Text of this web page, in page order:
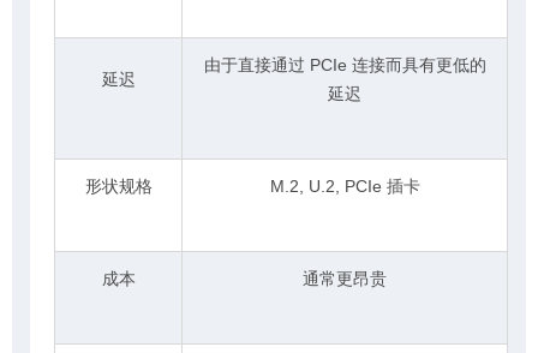
延迟
由于直接通过 PCIe 连接而具有更低的
延迟
形状规格 M.2, U.2, PCIe 插卡
成本 通常更昂贵